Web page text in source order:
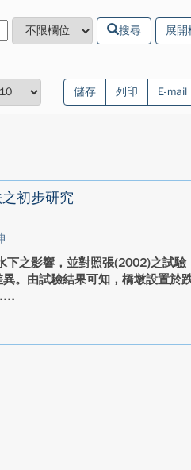
搜尋 展開
儲存 列印 E-mail
初步研究
下之影響，並對照張(2002)之試驗
。由試驗結果可知，橋墩設置於